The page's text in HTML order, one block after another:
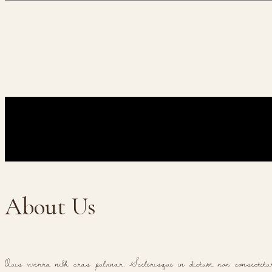
About Us
Quis viverra nibh cras pulvinar. Scelerisque in dictum non